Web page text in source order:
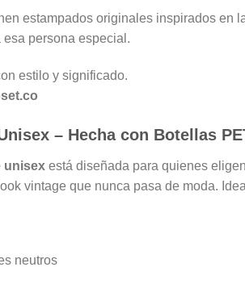
estampados originales inspirados en
persona especial.
estilo y significado.
– Hecha con Botellas
unisex está diseñada para quienes
vintage que nunca pasa de moda.
neutros